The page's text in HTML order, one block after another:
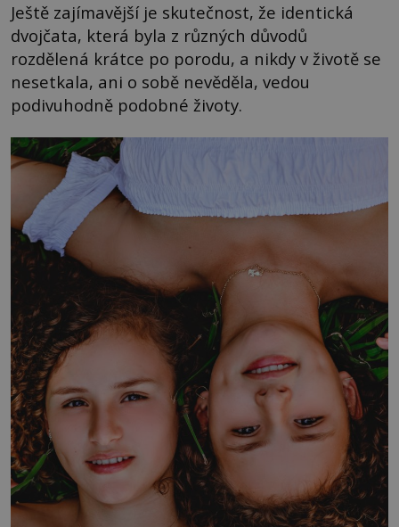
Ještě zajímavější je skutečnost, že identická
dvojčata, která byla z různých důvodů
rozdělená krátce po porodu, a nikdy v životě se
nesetkala, ani o sobě nevěděla, vedou
podivuhodně podobné životy.